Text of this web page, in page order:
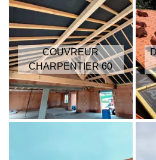
COUVREUR
CHARPENTIER 60